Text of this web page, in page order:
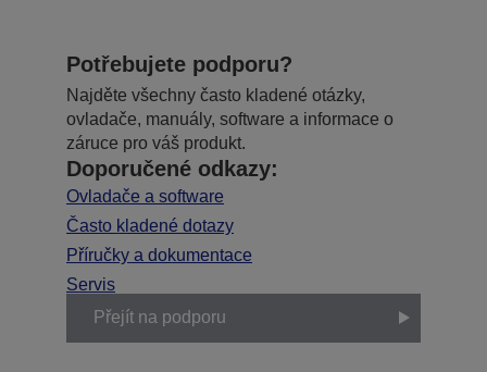
Potřebujete podporu?
Najděte všechny často kladené otázky,
ovladače, manuály, software a informace o
záruce pro váš produkt.
Doporučené odkazy:
Ovladače a software
Často kladené dotazy
Příručky a dokumentace
Servis
Přejít na podporu